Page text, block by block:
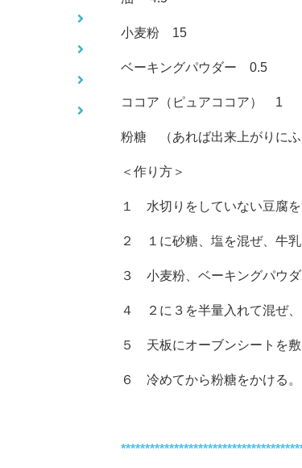
小麦粉 15
ベーキングパウダー 0.5
ココア（ピュアココア） 1
粉糖 （あれば出来上がりにふ
＜作り方＞
１ 水切りをしていない豆腐を
２ １に砂糖、塩を混ぜ、牛乳
３ 小麦粉、ベーキングパウダ
４ ２に３を半量入れて混ぜ、
５ 天板にオーブンシートを
６ 冷めてから粉糖をかける。